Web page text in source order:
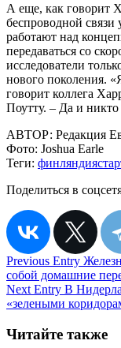
А еще, как говорит
беспроводной связи
работают над
передаваться со
исследователи
нового поколения.
говорит коллега
Поутту. – Да и никто
АВТОР: Редакция
Фото: Joshua Earle
Теги: финляндия
Поделиться в
Навигация
по
записям
Previous Entry
собой домашние
Next Entry В
«зелеными
Читайте также